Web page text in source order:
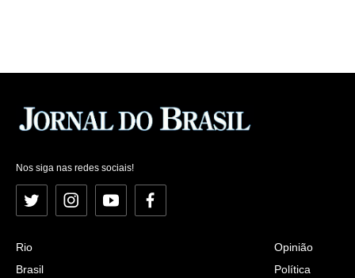
Nos siga nas redes sociais!
Twitter InstagramYouTubeFacebook
Rio
Brasil
Opinião
Política